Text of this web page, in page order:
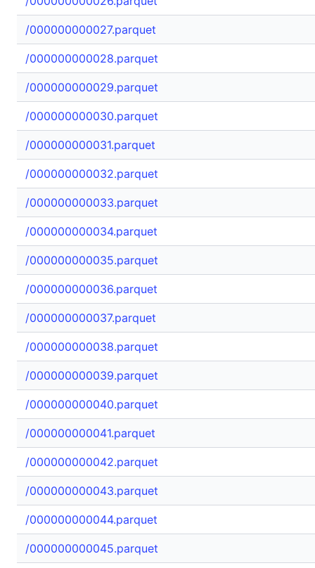
/000000000027.parquet
/000000000028.parquet
/000000000029.parquet
/000000000030.parquet
/000000000031.parquet
/000000000032.parquet
/000000000033.parquet
/000000000034.parquet
/000000000035.parquet
/000000000036.parquet
/000000000037.parquet
/000000000038.parquet
/000000000039.parquet
/000000000040.parquet
/000000000041.parquet
/000000000042.parquet
/000000000043.parquet
/000000000044.parquet
/000000000045.parquet